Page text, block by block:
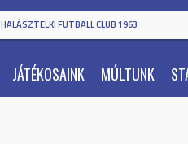
HALÁSZTELKI FUTBALL CLUB 1963
JÁTÉKOSAINK MÚLTUNK